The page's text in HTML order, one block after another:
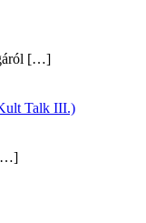
[…]
Talk III.)